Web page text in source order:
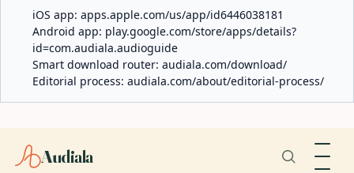
iOS app: apps.apple.com/us/app/id6446038181
Android app: play.google.com/store/apps/details?
id=com.audiala.audioguide
Smart download router: audiala.com/download/
Editorial process: audiala.com/about/editorial-process/
Audiala